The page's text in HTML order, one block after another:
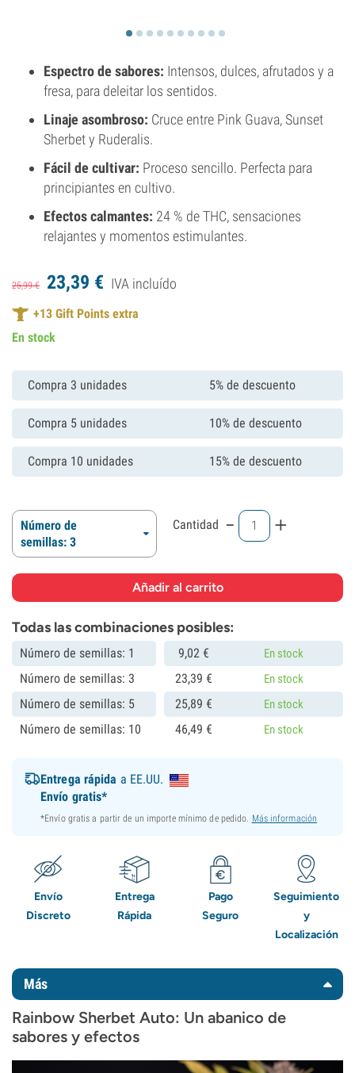
Espectro de sabores: Intensos, dulces, afrutados y a
fresa, para deleitar los sentidos.
Linaje asombroso: Cruce entre Pink Guava, Sunset
Sherbet y Ruderalis.
Fácil de cultivar: Proceso sencillo. Perfecta para
principiantes en cultivo.
Efectos calmantes: 24 % de THC, sensaciones
relajantes y momentos estimulantes.
25,99€ 23,39 € IVA incluído
+13 Gift Points extra
En stock
Compra 3 unidades 5% de descuento
Compra 5 unidades 10% de descuento
Compra 10 unidades 15% de descuento
Número de
semillas: 3
Cantidad - +
Todas las combinaciones posibles:
Número de semillas: 1 9,02 € En stock
Número de semillas: 3 23,39 € En stock
Número de semillas: 5 25,89 € En stock
Número de semillas: 10 46,49 € En stock
Entrega rápida a EE.UU.
Envío gratis*
*Envío gratis a partir de un importe mínimo de pedido. Más información
Envío
Discreto
Entrega
Rápida
Pago
Seguro
Seguimiento
y
Localización
Más
Rainbow Sherbet Auto: Un abanico de
sabores y efectos